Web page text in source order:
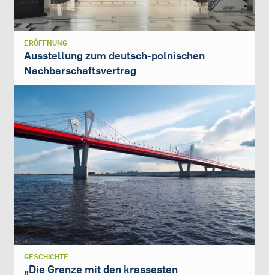
ERÖFFNUNG
Ausstellung zum deutsch-polnischen
Nachbarschaftsvertrag
GESCHICHTE
„Die Grenze mit den krassesten